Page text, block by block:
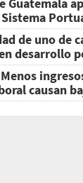
Guatemala
Sistema
de uno de
desarrollo
causan